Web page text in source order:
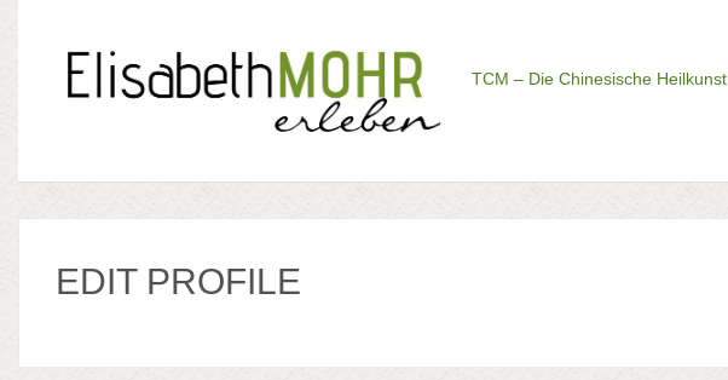
TCM – Die Chinesische Heilkunst
EDIT PROFILE